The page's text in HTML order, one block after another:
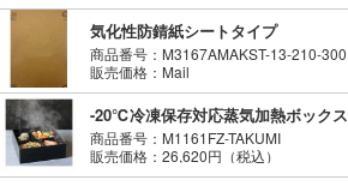
気化性防錆紙シートタイプ
商品番号：M3167AMAKST-13-210-300
販売価格：Mail
-20℃冷凍保存対応蒸気加熱ボックス
商品番号：M1161FZ-TAKUMI
販売価格：26,620円（税込）